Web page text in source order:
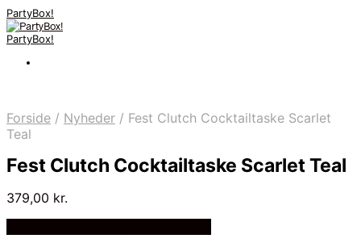
PartyBox!
PartyBox!
Forside / Nyheder / Fest Clutch Cocktailtaske Scarlet
Teal
Fest Clutch Cocktailtaske Scarlet Teal
379,00 kr.